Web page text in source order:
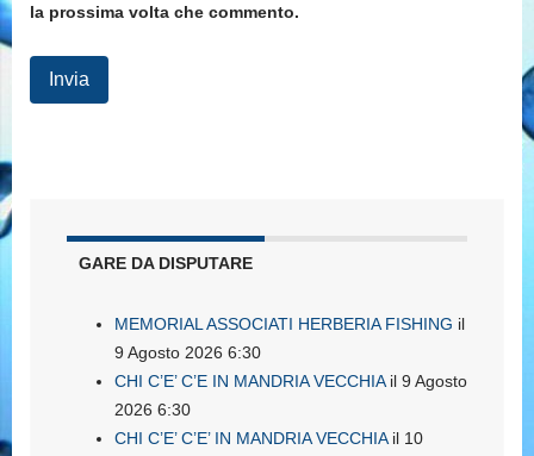
la prossima volta che commento.
GARE DA DISPUTARE
MEMORIAL ASSOCIATI HERBERIA FISHING il
9 Agosto 2026 6:30
CHI C’E’ C’E IN MANDRIA VECCHIAil 9 Agosto
2026 6:30
CHI C’E’ C’E’ IN MANDRIA VECCHIAil 10